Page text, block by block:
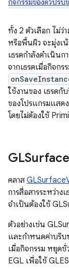
กิจกรรมของตัวปรับ
ทั้ง 2 ตัวเลือก ไม่ว่
หรือพื้นผิว จะมุ่งเ
เธรดกำลังดำเนิน
จากเธรดเมื่อกิจก
ใช้งานของ เธรดกั
ของโปรแกรมแสด
โดยไม่ต้องใช้
GLSurface
คลาส
การสื่อสารระหว่า
จำเป็นต้องใช้
ตัวอย่างเช่น
และกำหนดค่าบริบ
เมื่อกิจกรรม หยุด
EGL เพื่อใช้